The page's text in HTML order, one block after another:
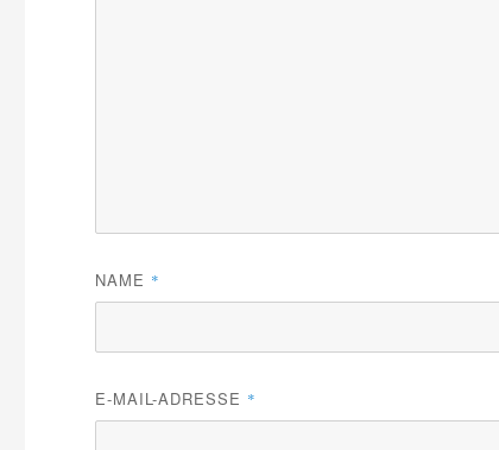
NAME *
E-MAIL-ADRESSE *